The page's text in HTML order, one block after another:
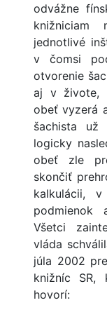
odvážne
knižniciam
jednotlivé
v čomsi
otvorenie
aj v živote,
obeť vyzerá
šachista
logicky
obeť zle
skončiť
kalkulácii,
Všetci
vláda
júla 2002
knižníc
hovorí: